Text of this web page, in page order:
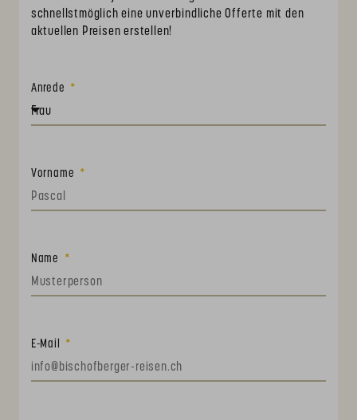
schnellstmöglich eine unverbindliche Offerte mit den
aktuellen Preisen erstellen!
Anrede
Vorname
Name
E-Mail